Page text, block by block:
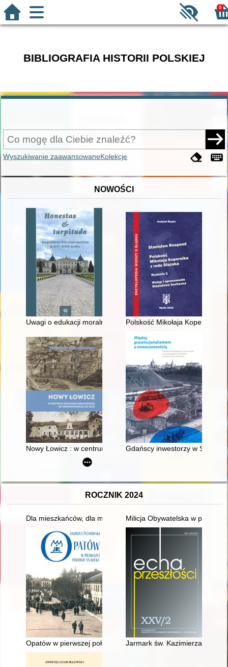
0
BIBLIOGRAFIA HISTORII POLSKIEJ
Wyszukiwanie zaawansowaneKolekcje
NOWOŚCI
Uwagi o edukacji moralnej synów szlacheckich w XVI-
Polskość Mikołaja Kopernika z
Nowy Łowicz : w centrum poligonu drawskiego od
Gdańscy inwestorzy w
ROCZNIK 2024
Dla mieszkańców, dla miasta : 25 lat Krakowskiego Holdingu
Milicja Obywatelska w
Opatów w pierwszej połowie XX wiekuJarmark św. Kazimierza w